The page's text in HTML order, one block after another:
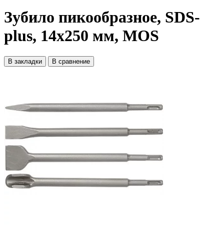
Зубило пикообразное, SDS-
plus, 14х250 мм, MOS
В закладки В сравнение